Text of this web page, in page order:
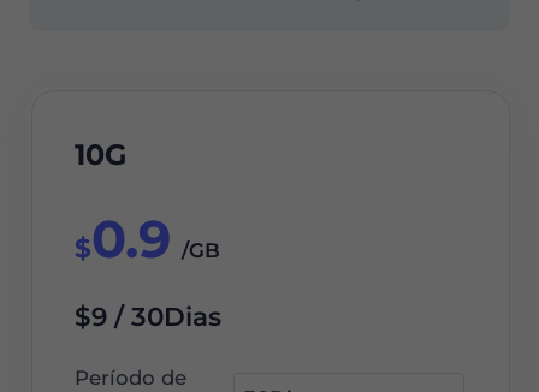
10G
$0.9 /GB
$9 / 30Dias
Período de